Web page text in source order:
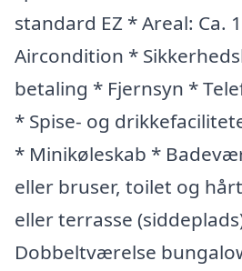
standard EZ * Areal: Ca.
Aircondition *
betaling * Fjernsyn *
* Spise- og
* Minikøleskab *
eller bruser, toilet og
eller terrasse
Dobbeltværelse